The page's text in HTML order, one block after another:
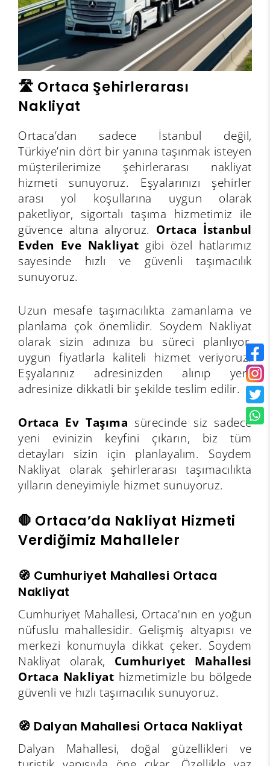
🛣️ Ortaca Şehirlerarası
Nakliyat
Ortaca’dan sadece İstanbul değil,
Türkiye’nin dört bir yanına taşınmak isteyen
müşterilerimize şehirlerarası nakliyat
hizmeti sunuyoruz. Eşyalarınızı şehirler
arası yol koşullarına uygun olarak
paketliyor, sigortalı taşıma hizmetimiz ile
güvence altına alıyoruz. Ortaca İstanbul
Evden Eve Nakliyat gibi özel hatlarımız
sayesinde hızlı ve güvenli taşımacılık
sunuyoruz.
Uzun mesafe taşımacılıkta zamanlama ve
planlama çok önemlidir. Soydem Nakliyat
olarak sizin adınıza bu süreci planlıyor,
uygun fiyatlarla kaliteli hizmet veriyoruz.
Eşyalarınız adresinizden alınıp yeni
adresinize dikkatli bir şekilde teslim edilir.
Ortaca Ev Taşıma sürecinde siz sadece
yeni evinizin keyfini çıkarın, biz tüm
detayları sizin için planlayalım. Soydem
Nakliyat olarak şehirlerarası taşımacılıkta
yılların deneyimiyle hizmet sunuyoruz.
🛑 Ortaca’da Nakliyat Hizmeti
Verdiğimiz Mahalleler
🧭 Cumhuriyet Mahallesi Ortaca
Nakliyat
Cumhuriyet Mahallesi, Ortaca'nın en yoğun
nüfuslu mahallesidir. Gelişmiş altyapısı ve
merkezi konumuyla dikkat çeker. Soydem
Nakliyat olarak, Cumhuriyet Mahallesi
Ortaca Nakliyat hizmetimizle bu bölgede
güvenli ve hızlı taşımacılık sunuyoruz.
🧭 Dalyan Mahallesi Ortaca Nakliyat
Dalyan Mahallesi, doğal güzellikleri ve